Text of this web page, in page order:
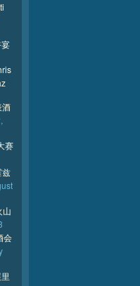
酒
赛
兹
山
会